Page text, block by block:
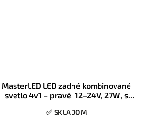
MasterLED LED zadné kombinované
svetlo 4v1 – pravé, 12–24V, 27W, s
✅ SKLADOM